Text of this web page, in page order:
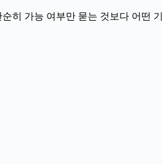
히 가능 여부만 묻는 것보다 어떤